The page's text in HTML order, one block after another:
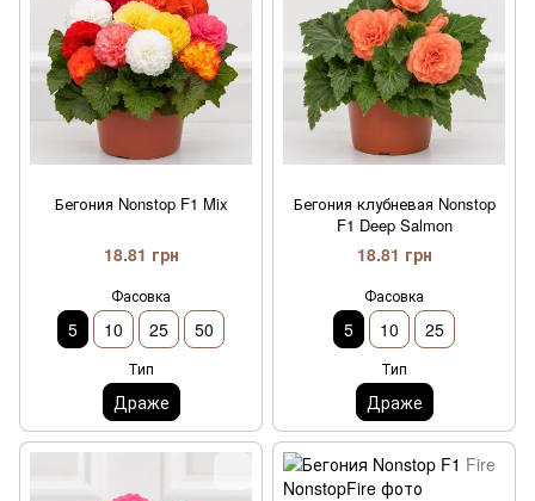
Бегония Nonstop F1 Mix
18.81 грн
Фасовка
5 10 25 50
Тип
Драже
Бегония клубневая Nonstop
F1 Deep Salmon
18.81 грн
Фасовка
5 10 25
Тип
Драже